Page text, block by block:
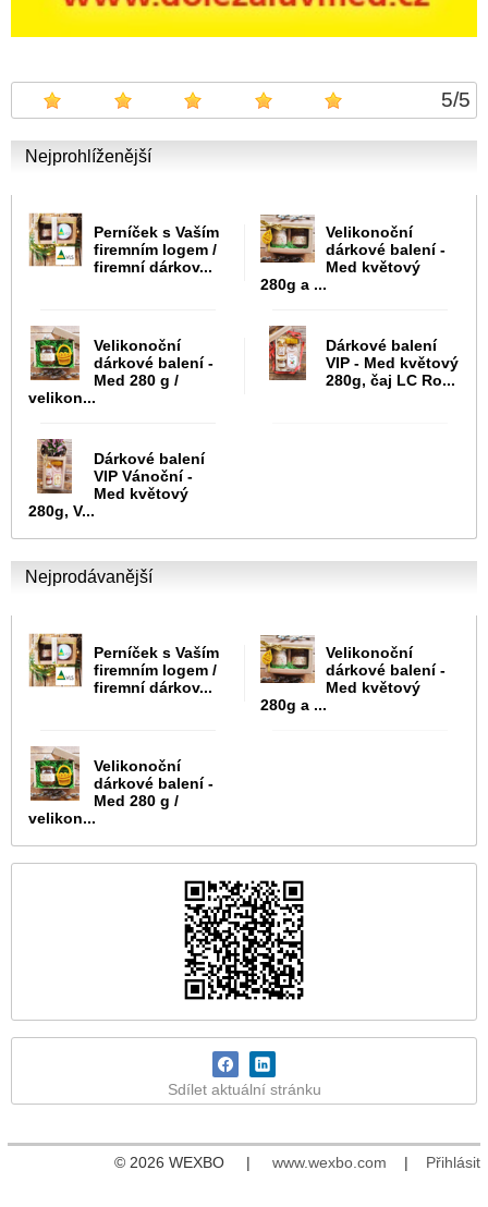
5/5
Nejprohlíženější
Perníček s Vaším
firemním logem /
firemní dárkov...
Velikonoční
dárkové balení -
Med květový
280g a ...
Velikonoční
dárkové balení -
Med 280 g /
velikon...
Dárkové balení
VIP - Med květový
280g, čaj LC Ro...
Dárkové balení
VIP Vánoční -
Med květový
280g, V...
Nejprodávanější
Perníček s Vaším
firemním logem /
firemní dárkov...
Velikonoční
dárkové balení -
Med květový
280g a ...
Velikonoční
dárkové balení -
Med 280 g /
velikon...
Sdílet aktuální stránku
© 2026 WEXBO | www.wexbo.com | Přihlásit